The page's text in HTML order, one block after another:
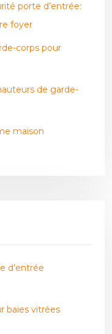
porte d’entrée:
foyer
corps pour
de garde-
maison
d’entrée
baies vitrées